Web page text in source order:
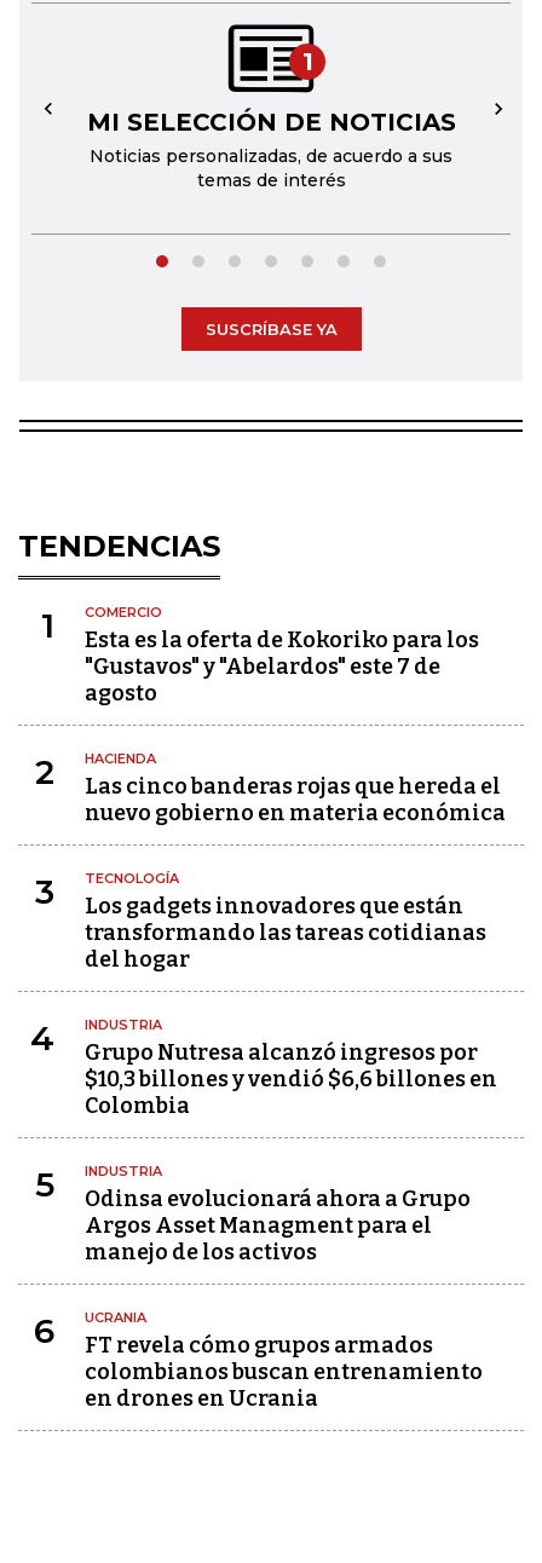
1
MI SELECCIÓN DE NOTICIAS
Noticias personalizadas, de acuerdo a sus
temas de interés
← →
SUSCRÍBASE YA
TENDENCIAS
1 COMERCIO
Esta es la oferta de Kokoriko para los
"Gustavos" y "Abelardos" este 7 de
agosto
2 HACIENDA
Las cinco banderas rojas que hereda el
nuevo gobierno en materia económica
3 TECNOLOGÍA
Los gadgets innovadores que están
transformando las tareas cotidianas
del hogar
4 INDUSTRIA
Grupo Nutresa alcanzó ingresos por
$10,3 billones y vendió $6,6 billones en
Colombia
5 INDUSTRIA
Odinsa evolucionará ahora a Grupo
Argos Asset Managment para el
manejo de los activos
6 UCRANIA
FT revela cómo grupos armados
colombianos buscan entrenamiento
en drones en Ucrania